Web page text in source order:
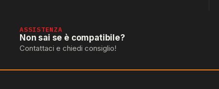
ASSISTENZA
Non sai se è compatibile?
Contattaci e chiedi consiglio!